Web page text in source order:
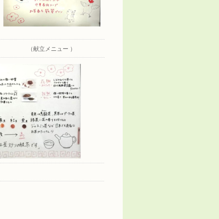
（献立メニュー ）